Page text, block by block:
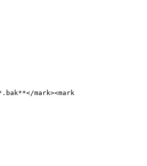
mark><mark